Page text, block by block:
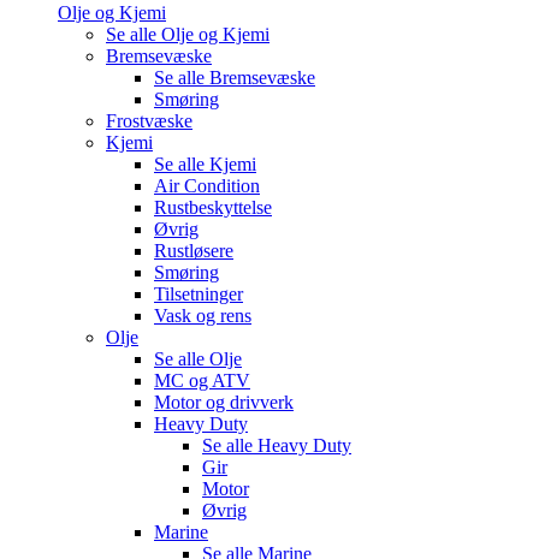
Olje og Kjemi
Se alle Olje og Kjemi
Bremsevæske
Se alle Bremsevæske
Smøring
Frostvæske
Kjemi
Se alle Kjemi
Air Condition
Rustbeskyttelse
Øvrig
Rustløsere
Smøring
Tilsetninger
Vask og rens
Olje
Se alle Olje
MC og ATV
Motor og drivverk
Heavy Duty
Se alle Heavy Duty
Gir
Motor
Øvrig
Marine
Se alle Marine